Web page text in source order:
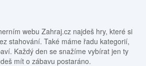
webu Zahraj.cz najdeš hry, které si
stahování. Také máme řadu kategorií,
Každý den se snažíme vybírat jen ty
mít o zábavu postaráno.